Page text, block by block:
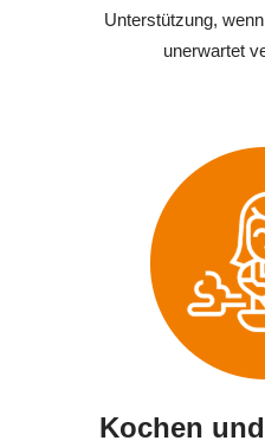
Unterstützung,
unerwartet
Kochen